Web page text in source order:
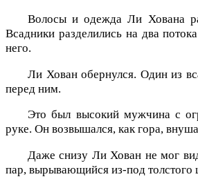
Волосы и одежда Ли Хована
Всадники разделились на два
него.
Ли Хован обернулся. Один из
перед ним.
Это был высокий мужчина с
руке. Он возвышался, как гора,
Даже снизу Ли Хован не мог
пар, вырывающийся из-под толстого